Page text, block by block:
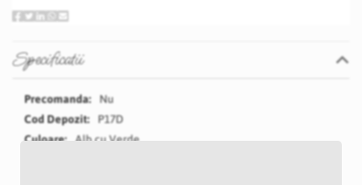
Specificatii
Specificatii
Nu
P17D
Alb cu Verde